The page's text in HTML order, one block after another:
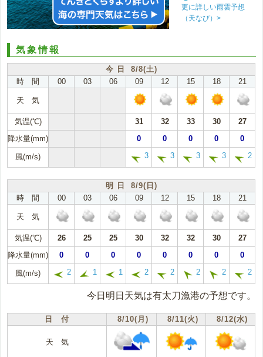
更に詳しい雨雲予想
（天なび）>
気象情報
今 日 8/8(土)
時 間
00 03 06 09 12 15 18 21
天 気
気温(℃) 31 32 33 30
27
降水量(mm)
0 0 0 0 0
風(m/s) 3 3 3 3 2
明 日 8/9(日)
時 間
00 03 06 09 12 15 18 21
天 気
気温(℃) 26 25 25 30 32 32 30
27
降水量(mm)
0 0 0 0 0 0 0 0
風(m/s) 2 1 1 2 2 2 2 2
今日明日天気は有太刀漁港の予想です。
日 付 8/10(月) 8/11(火) 8/12(水)
天 気